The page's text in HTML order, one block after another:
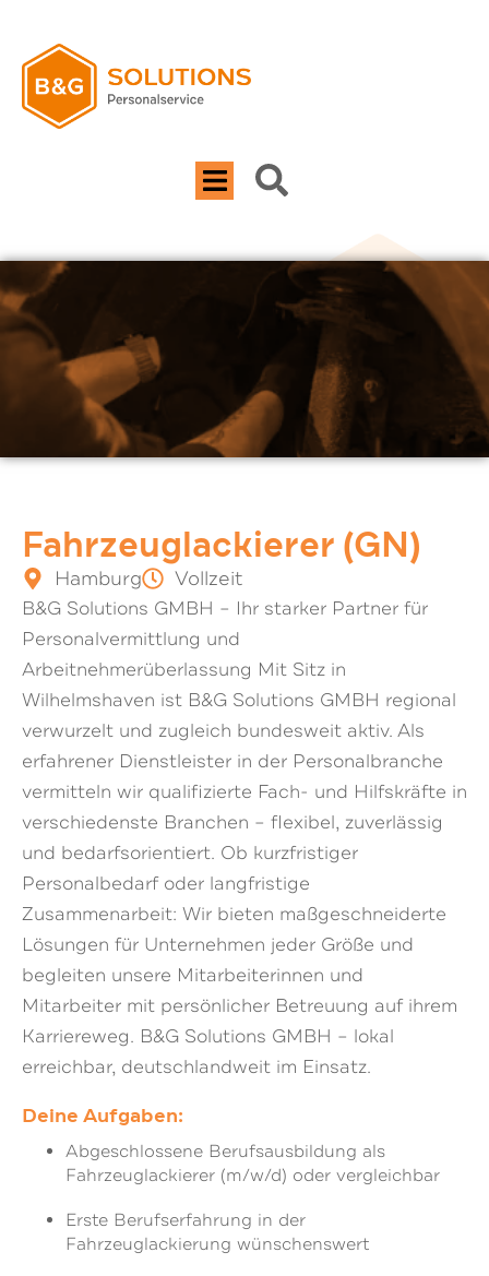
Fahrzeuglackierer (GN)
Hamburg Vollzeit
B&G Solutions GMBH – Ihr starker Partner für
Personalvermittlung und
Arbeitnehmerüberlassung Mit Sitz in
Wilhelmshaven ist B&G Solutions GMBH regional
verwurzelt und zugleich bundesweit aktiv. Als
erfahrener Dienstleister in der Personalbranche
vermitteln wir qualifizierte Fach- und Hilfskräfte in
verschiedenste Branchen – flexibel, zuverlässig
und bedarfsorientiert. Ob kurzfristiger
Personalbedarf oder langfristige
Zusammenarbeit: Wir bieten maßgeschneiderte
Lösungen für Unternehmen jeder Größe und
begleiten unsere Mitarbeiterinnen und
Mitarbeiter mit persönlicher Betreuung auf ihrem
Karriereweg. B&G Solutions GMBH – lokal
erreichbar, deutschlandweit im Einsatz.
Deine Aufgaben:
Abgeschlossene Berufsausbildung als
Fahrzeuglackierer (m/w/d) oder vergleichbar
Erste Berufserfahrung in der
Fahrzeuglackierung wünschenswert